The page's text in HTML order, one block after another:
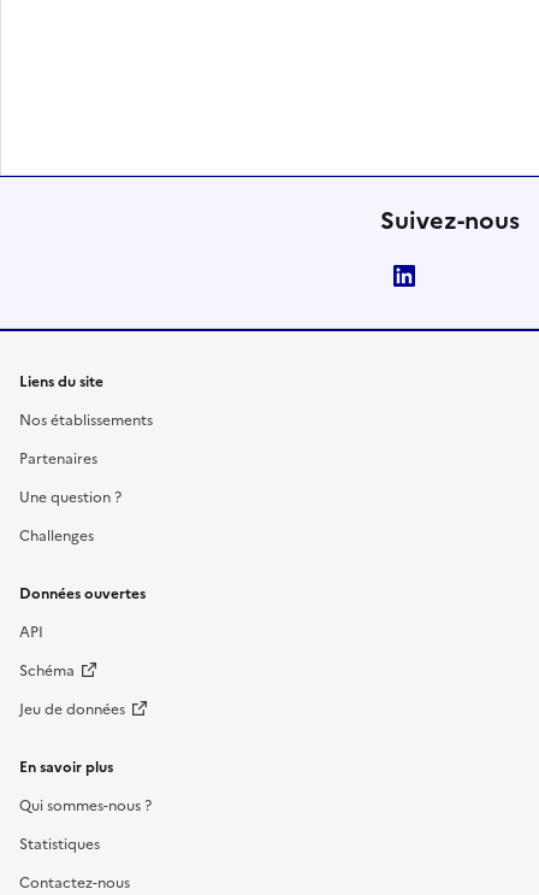
Suivez-nous
Liens du site
Nos établissements
Partenaires
Une question ?
Challenges
Données ouvertes
API
Schéma
Jeu de données
En savoir plus
Qui sommes-nous ?
Statistiques
Contactez-nous